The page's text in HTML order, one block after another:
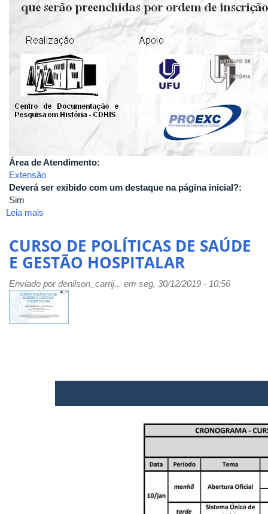
Área de Atendimento:
Extensão
Deverá ser exibido com um destaque na página inicial?:
Sim
Leia mais
Extensão
:
AOS
TRABALHOS
EM
ARQUIVOS
CURSO DE POLÍTICAS DE SAÚDE
E GESTÃO HOSPITALAR
Enviado pordenilson_carrij... em seg, 30/12/2019 - 10:56